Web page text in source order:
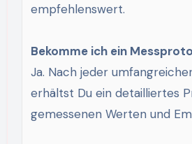
empfehlenswert.
Bekomme ich ein
Ja. Nach jeder
erhältst Du ein detailliertes
gemessenen Werten und